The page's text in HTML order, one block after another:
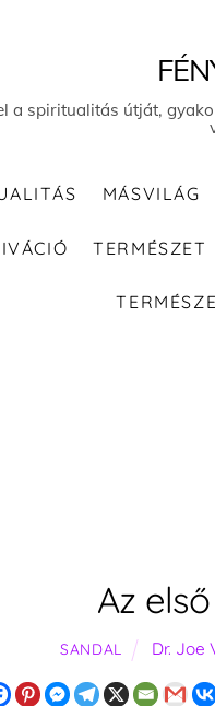
a spiritualitás útját,
MÁSVILÁG
TERMÉSZET
Az
SANDAL Dr. Joe